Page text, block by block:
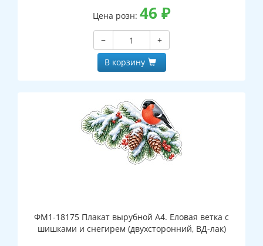
Цена розн: 46 ₽
−
+
В корзину
ФМ1-18175 Плакат вырубной А4. Еловая ветка с
шишками и снегирем (двухсторонний, ВД-лак)